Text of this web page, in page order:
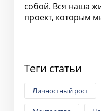
собой. Вся наша
проект, которым
Теги статьи
Личностный рост